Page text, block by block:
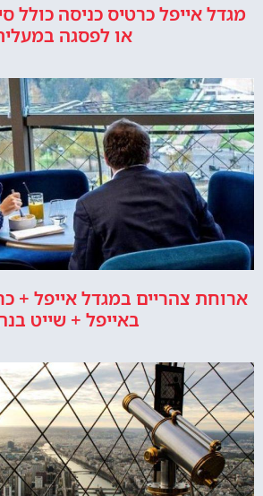
מגדל אייפל כרטיס כניסה כולל
או לפסגה
באייפל + שייט